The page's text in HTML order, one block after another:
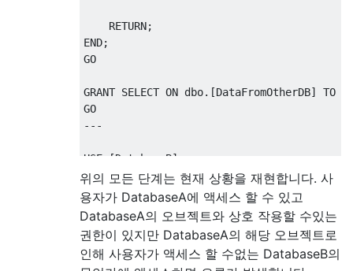
RETURN;
END;
GO
GRANT SELECT ON dbo.[DataFromOtherDB] TO
---
USE [DatabaseB];
CREATE TABLE dbo .[LotsOfValues
(
[LotsOfValuesID] INT IDENTITY( , 1)
CONSTRAINT [PK_LotsOfValues]
[SomeValue]
위의 모든 단계는 현재 상황을 재현합니다. 사
용자가 DatabaseA에 액세스 할 수 있고
DatabaseA의 오브젝트와 상호 작용할 수있는
권한이 있지만 DatabaseA의 해당 오브젝트로
인해 사용자가 액세스 할 수없는 DatabaseB의